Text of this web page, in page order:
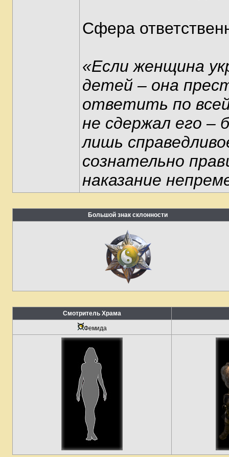
Сфера
«Если женщина
детей – она
ответить по
не сдержал его –
лишь
сознательно
наказание
Большой знак склонности
Смотритель Храма
Фемида